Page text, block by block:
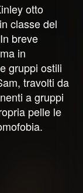
otto
classe del
breve
in
gruppi ostili
travolti da
a gruppi
pelle le